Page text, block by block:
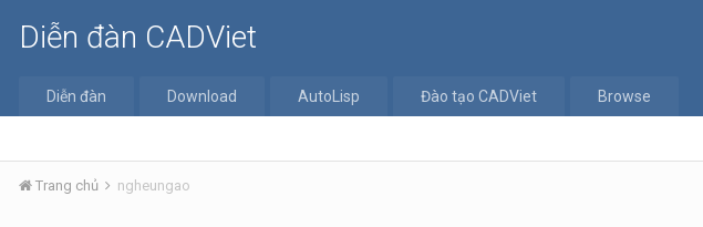
Diễn đàn CADViet
Diễn đàn Download AutoLisp Đào tạo CADViet Browse
Trang chủ ngheungao